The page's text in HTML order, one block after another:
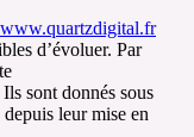
www.quartzdigital.fr
d’évoluer. Par
sont donnés sous
leur mise en